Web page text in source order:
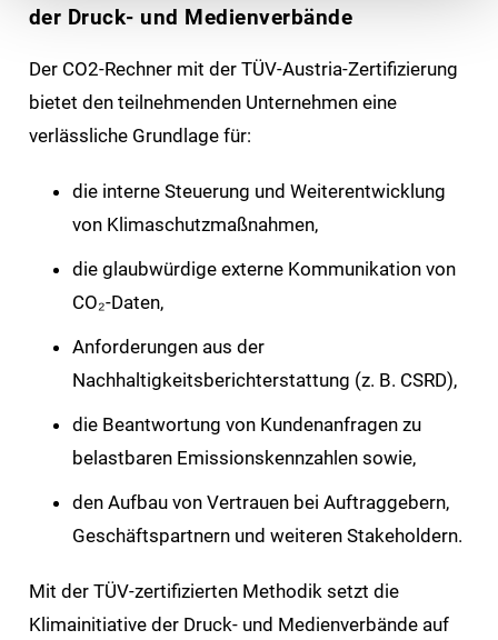
der Druck- und Medienverbände
Der CO2-Rechner mit der TÜV-Austria-Zertifizierung
bietet den teilnehmenden Unternehmen eine
verlässliche Grundlage für:
die interne Steuerung und Weiterentwicklung
von Klimaschutzmaßnahmen,
die glaubwürdige externe Kommunikation von
CO₂-Daten,
Anforderungen aus der
Nachhaltigkeitsberichterstattung (z. B. CSRD),
die Beantwortung von Kundenanfragen zu
belastbaren Emissionskennzahlen sowie,
den Aufbau von Vertrauen bei Auftraggebern,
Geschäftspartnern und weiteren Stakeholdern.
Mit der TÜV-zertifizierten Methodik setzt die
Klimainitiative der Druck- und Medienverbände auf